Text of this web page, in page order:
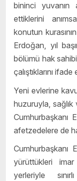
bininci yuvanın
ettiklerini
konutun
Erdoğan, yıl
bölümü hak
çalıştıklarını ifade
Yeni evlerine
huzuruyla, sağlık
Cumhurbaşkanı
afetzedelere de
Cumhurbaşkanı
yürüttükleri
yerleriyle